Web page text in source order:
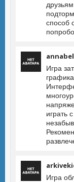
способ
Игра
играть
Игра